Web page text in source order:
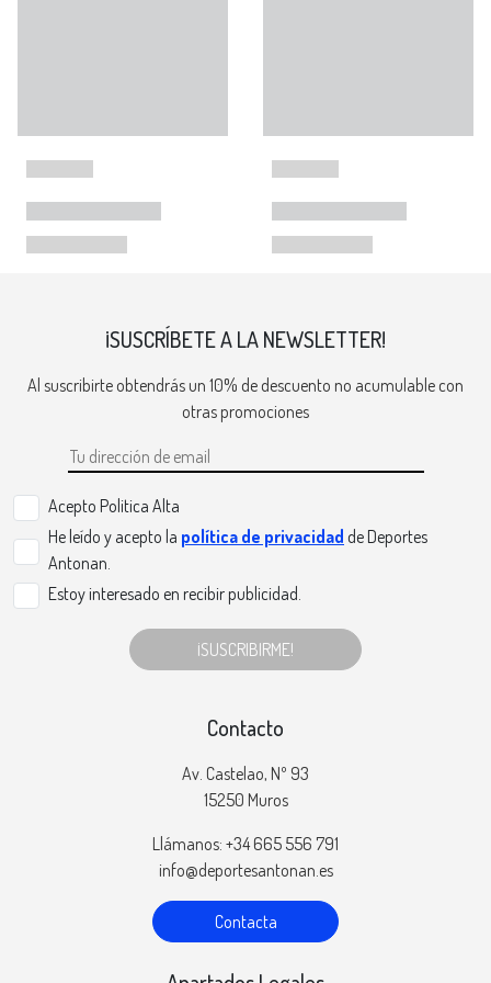
¡SUSCRÍBETE A LA NEWSLETTER!
Al suscribirte obtendrás un 10% de descuento no acumulable con
otras promociones
Acepto Politica Alta
He leído y acepto la política de privacidad de Deportes
Antonan.
Estoy interesado en recibir publicidad.
¡SUSCRIBIRME!
Contacto
Av. Castelao, Nº 93
15250 Muros
Llámanos: +34 665 556 791
info@deportesantonan.es
Contacta